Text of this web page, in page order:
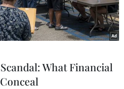
What Financial